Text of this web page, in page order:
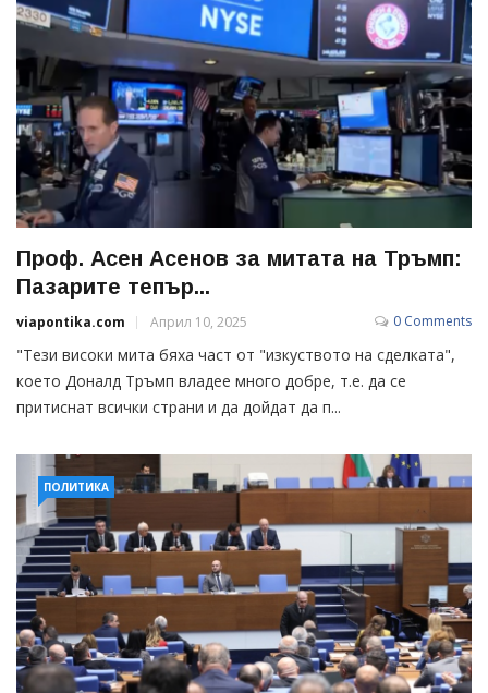
Проф. Асен Асенов за митата на Тръмп:
Пазарите тепър...
viapontika.com Април 10, 2025 0 Comments
"Тези високи мита бяха част от "изкуството на сделката",
което Доналд Тръмп владее много добре, т.е. да се
притиснат всички страни и да дойдат да п...
ПОЛИТИКА